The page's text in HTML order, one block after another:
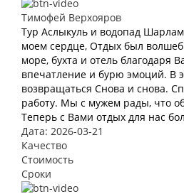
Тимофей Верхояров
Тур Аслыкуль и водопад
моем сердце, Отдых был
море, бухта и отель благодаря
впечатление и бурю эмоций. В
возвращаться Снова и снова.
работу. Мы с мужем рады, что
Теперь с Вами отдых для нас
Дата: 2026-03-21
Качество
Стоимость
Сроки